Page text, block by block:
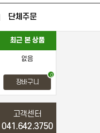
최근 본 상품
없음
장바구니
0
고객센터
041.642.3750
단체주문